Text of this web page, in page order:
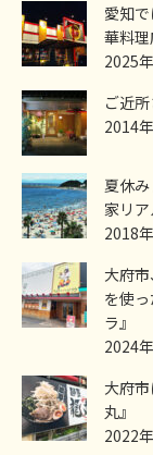
愛知
華料理
2025
ご近
2014
夏休
家リア
2018
大府
を使
ラ』
2024
大府
丸』
2022